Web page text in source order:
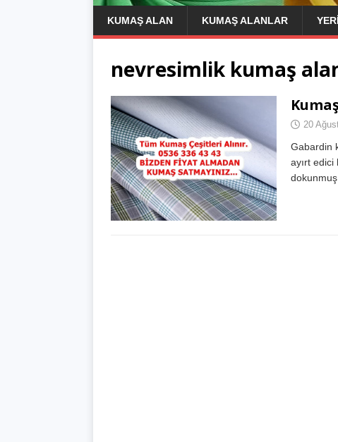
KUMAŞ ALAN KUMAŞ ALANLAR
nevresimlik kumaş
20
Gabardin
ayırt